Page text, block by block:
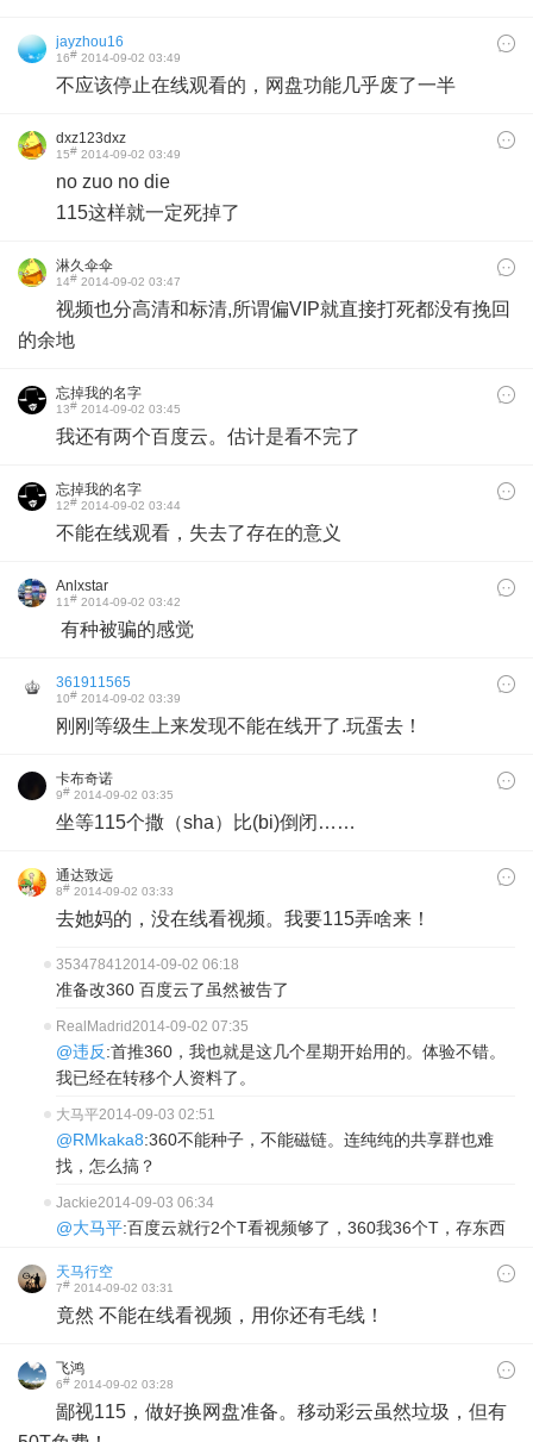
jayzhou16
16# 2014-09-02 03:49
不应该停止在线观看的，网盘功能几乎废了一半
dxz123dxz
15# 2014-09-02 03:49
​no zuo no die
115这样就一定死掉了
淋久伞伞
14# 2014-09-02 03:47
视频也分高清和标清,所谓偏VIP就直接打死都没有挽回
的余地
忘掉我的名字
13# 2014-09-02 03:45
我还有两个百度云。估计是看不完了
忘掉我的名字
12# 2014-09-02 03:44
不能在线观看，失去了存在的意义
Anlxstar
11# 2014-09-02 03:42
有种被骗的感觉
361911565
10# 2014-09-02 03:39
刚刚等级生上来发现不能在线开了.玩蛋去！
卡布奇诺
9# 2014-09-02 03:35
坐等115个撒（sha）比(bi)倒闭……
通达致远
8# 2014-09-02 03:33
去她妈的，没在线看视频。我要115弄啥来！
353478412014-09-02 06:18
准备改360 百度云了虽然被告了
RealMadrid2014-09-02 07:35
@违反:首推360，我也就是这几个星期开始用的。体验不错。
我已经在转移个人资料了。
大马平2014-09-03 02:51
@RMkaka8:360不能种子，不能磁链。连纯纯的共享群也难
找，怎么搞？
Jackie2014-09-03 06:34
@大马平:百度云就行2个T看视频够了，360我36个T，存东西
天马行空
7# 2014-09-02 03:31
竟然 不能在线看视频，用你还有毛线！
飞鸿
6# 2014-09-02 03:28
鄙视115，做好换网盘准备。移动彩云虽然垃圾，但有